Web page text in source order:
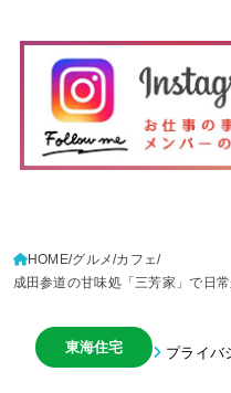
HOME グルメ カフェ
成田参道の甘味処「三芳家」で日
東海住宅 プライバ